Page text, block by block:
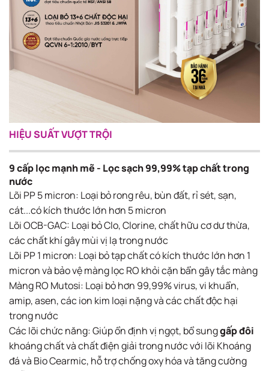
HIỆU SUẤT VƯỢT TRỘI
9 cấp lọc mạnh mẽ - Lọc sạch 99,99% tạp chất trong
nước
Lõi PP 5 micron​: Loại bỏ rong rêu, bùn đất, rỉ sét, sạn,
cát...có kích thước lớn hơn 5 micron
Lõi OCB-GAC​: Loại bỏ Clo, Clorine, chất hữu cơ dư thừa,
các chất khí gây mùi vị lạ trong nước​
Lõi PP 1 micron​: Loại bỏ tạp chất có kích thước lớn hơn 1
micron và bảo vệ màng lọc RO khỏi cặn bẩn gây tắc​ màng
Màng RO Mutosi​: Loại bỏ hơn 99,99% virus, vi khuẩn,
amip, asen, các ion kim loại nặng và các chất độc hại
trong nước​
Các lõi chức năng​: Giúp ổn định vị ngọt, bổ sunggấp đôi
khoáng chất và chất điện giải trong nước với lõi Khoáng
đá và Bio Cearmic, hỗ trợ chống oxy hóa và tăng cường